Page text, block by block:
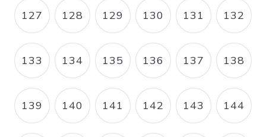
PAGE
127 PAGE
128 PAGE
129 PAGE
130 PAGE
131 PAGE
132
PAGE
133 PAGE
134 PAGE
135 PAGE
136 PAGE
137 PAGE
138
PAGE
139 PAGE
140 PAGE
141 PAGE
142 PAGE
143 PAGE
144